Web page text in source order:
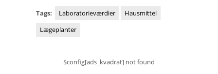
Tags: Laboratorieværdier
Hausmittel
Lægeplanter
$config[ads_kvadrat] not found